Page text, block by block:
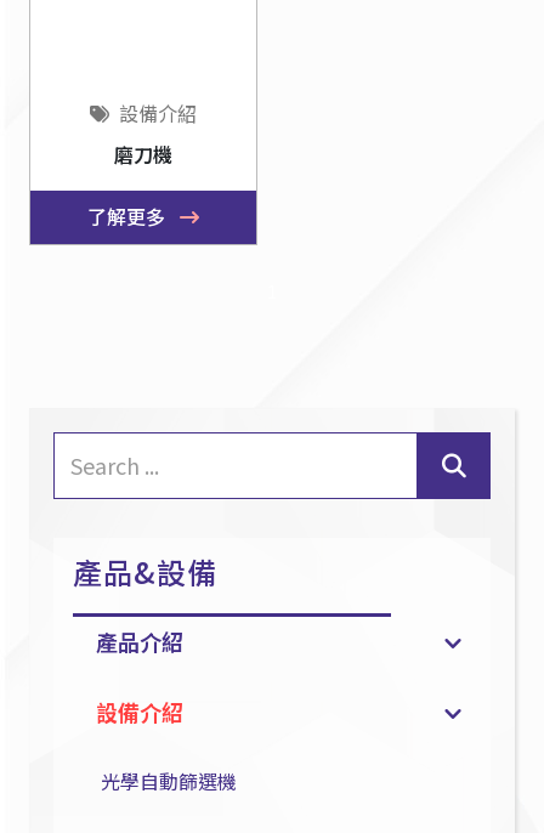
產品&設備
產品介紹
設備介紹
光學自動篩選機
設備介紹
磨刀機
了解更多